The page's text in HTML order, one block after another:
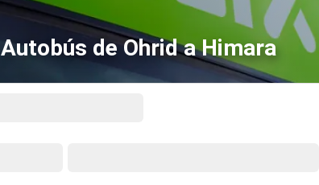
Autobús de Ohrid a Himara